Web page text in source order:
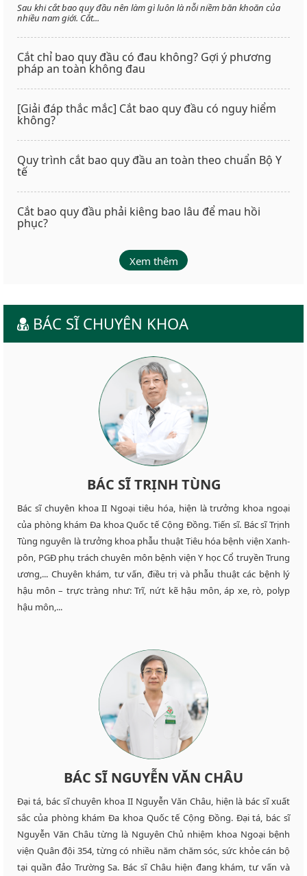
Sau khi cắt bao quy đầu nên làm gì luôn là nỗi niềm băn khoăn của
nhiều nam giới. Cắt...
Cắt chỉ bao quy đầu có đau không? Gợi ý phương
pháp an toàn không đau
[Giải đáp thắc mắc] Cắt bao quy đầu có nguy hiểm
không?
Quy trình cắt bao quy đầu an toàn theo chuẩn Bộ Y
tế
Cắt bao quy đầu phải kiêng bao lâu để mau hồi
phục?
Xem thêm
BÁC SĨ CHUYÊN KHOA
BÁC SĨ TRỊNH TÙNG
Bác sĩ chuyên khoa II Ngoại tiêu hóa, hiện là trưởng khoa ngoại
của phòng khám Đa khoa Quốc tế Cộng Đồng. Tiến sĩ. Bác sĩ Trịnh
Tùng nguyên là trưởng khoa phẫu thuật Tiêu hóa bệnh viện Xanh-
pôn, PGĐ phụ trách chuyên môn bệnh viện Y học Cổ truyền Trung
ương,... Chuyên khám, tư vấn, điều trị và phẫu thuật các bệnh lý
hậu môn – trực tràng như: Trĩ, nứt kẽ hậu môn, áp xe, rò, polyp
hậu môn,...
BÁC SĨ NGUYỄN VĂN CHÂU
Đại tá, bác sĩ chuyên khoa II Nguyễn Văn Châu, hiện là bác sĩ xuất
sắc của phòng khám Đa khoa Quốc tế Cộng Đồng. Đại tá, bác sĩ
Nguyễn Văn Châu từng là Nguyên Chủ nhiệm khoa Ngoại bệnh
viện Quân đội 354, từng có nhiều năm chăm sóc, sức khỏe cán bộ
tại quần đảo Trường Sa. Bác sĩ Châu hiện đang khám, tư vấn và